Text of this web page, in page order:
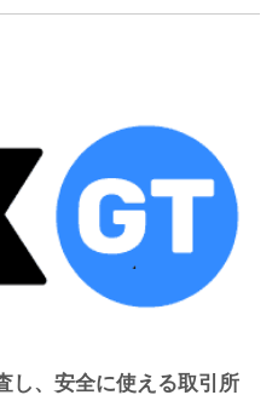
し、安全に使える取引所